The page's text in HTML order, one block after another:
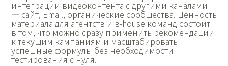
интеграции видеоконтента с другими каналами
— сайт, Email, органические сообщества. Ценность
материала для агентств и в-house команд состоит
в том, что можно сразу применить рекомендации
к текущим кампаниям и масштабировать
успешные формулы без необходимости
тестирования с нуля.